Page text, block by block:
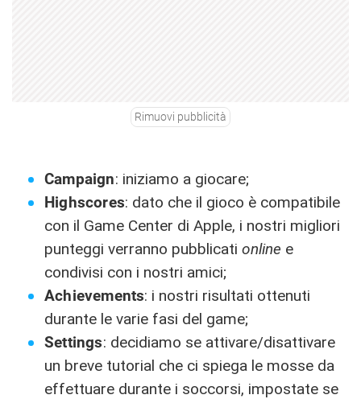
Rimuovi pubblicità
Campaign: iniziamo a giocare;
Highscores: dato che il gioco è compatibile
con il Game Center di Apple, i nostri migliori
punteggi verranno pubblicati online e
condivisi con i nostri amici;
Achievements: i nostri risultati ottenuti
durante le varie fasi del game;
Settings: decidiamo se attivare/disattivare
un breve tutorial che ci spiega le mosse da
effettuare durante i soccorsi, impostate se